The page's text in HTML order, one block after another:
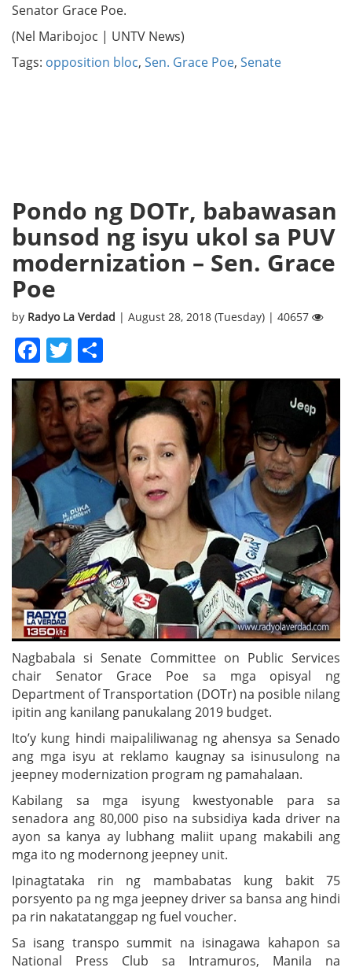
Senator Grace Poe.
(Nel Maribojoc | UNTV News)
Tags: opposition bloc, Sen. Grace Poe, Senate
Pondo ng DOTr, babawasan
bunsod ng isyu ukol sa PUV
modernization – Sen. Grace
Poe
by Radyo La Verdad | August 28, 2018 (Tuesday) | 40657
Facebook
Twitter
Nagbabala si Senate Committee on Public Services
chair Senator Grace Poe sa mga opisyal ng
Department of Transportation (DOTr) na posible nilang
ipitin ang kanilang panukalang 2019 budget.
Ito’y kung hindi maipaliliwanag ng ahensya sa Senado
ang mga isyu at reklamo kaugnay sa isinusulong na
jeepney modernization program ng pamahalaan.
Kabilang sa mga isyung kwestyonable para sa
senadora ang 80,000 piso na subsidiya kada driver na
ayon sa kanya ay lubhang maliit upang makabili ang
mga ito ng modernong jeepney unit.
Ipinagtataka rin ng mambabatas kung bakit 75
porsyento pa ng mga jeepney driver sa bansa ang hindi
pa rin nakatatanggap ng fuel voucher.
Sa isang transpo summit na isinagawa kahapon sa
National Press Club sa Intramuros, Manila na